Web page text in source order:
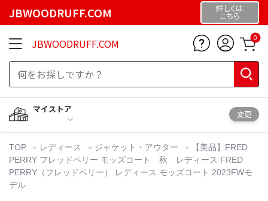
JBWOODRUFF.COM 詳しくは
こちら
JBWOODRUFF.COM 0
マイストア
変更
TOP レディース ジャケット・アウター
【美品】FRED
PERRY フレッドペリー モッズコート 秋 レディース FRED
PERRY（フレッドペリー） レディース モッズコート 2023FWモ
デル